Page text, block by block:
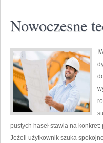
Nowoczesne
pustych haseł stawia na
Jeżeli użytkownik szuka